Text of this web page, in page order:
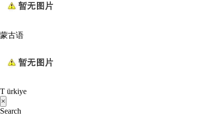
蒙古语
T ürkiye
×
Search